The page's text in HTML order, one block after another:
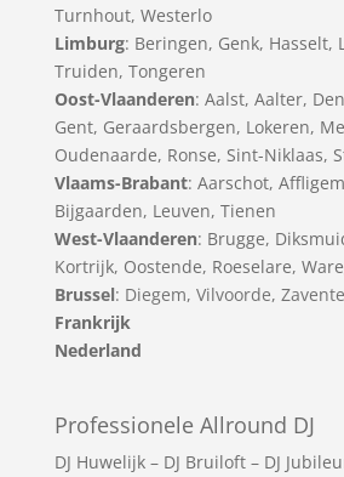
Turnhout, Westerlo
Limburg: Beringen, Genk, Hasselt,
Truiden, Tongeren
Oost-Vlaanderen: Aalst, Aalter,
Gent, Geraardsbergen, Lokeren,
Oudenaarde, Ronse, Sint-Niklaas,
Vlaams-Brabant: Aarschot, Affligem
Bijgaarden, Leuven, Tienen
West-Vlaanderen: Brugge,
Kortrijk, Oostende, Roeselare,
Brussel: Diegem, Vilvoorde,
Frankrijk
Nederland
Professionele Allround DJ
DJ Huwelijk– DJ Bruiloft– DJ